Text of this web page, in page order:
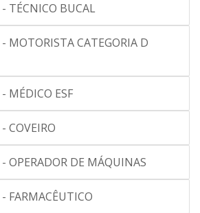
TÉCNICO BUCAL
MOTORISTA CATEGORIA D
MÉDICO ESF
COVEIRO
OPERADOR DE MÁQUINAS
FARMACÊUTICO